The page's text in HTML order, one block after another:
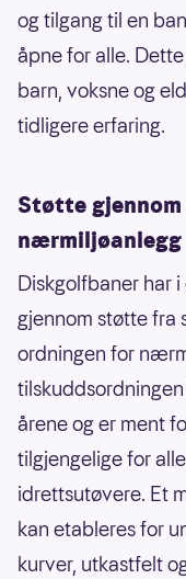
og tilgang til en
åpne for alle.
barn, voksne og
tidligere erfaring.
Støtte
nærmiljøanlegg
Diskgolfbaner har
gjennom støtte fra
ordningen for
årene og er ment
tilgjengelige for
idrettsutøvere. Et
kan etableres for
kurver, utkastfelt